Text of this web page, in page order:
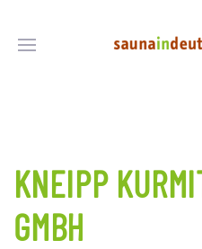
KNEIPP
GMBH